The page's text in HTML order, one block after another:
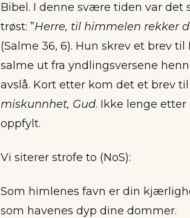
Bibel. I denne svære tiden var det
trøst: ”Herre, til himmelen rekker
(Salme 36, 6). Hun skrev et brev
salme ut fra yndlingsversene
avslå. Kort etter kom det et brev
miskunnhet, Gud. Ikke lenge
oppfylt.
Vi siterer strofe to (NoS):
Som himlenes favn er din
som havenes dyp dine dommer.